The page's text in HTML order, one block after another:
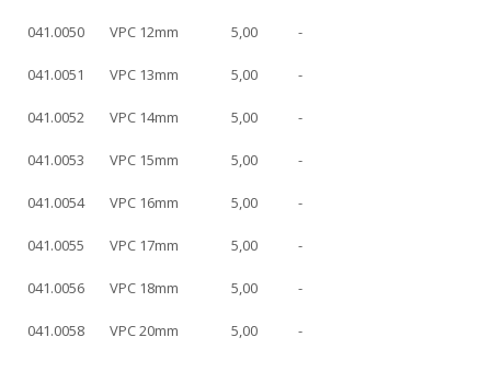
041.0050 VPC 12mm 5,00 -
041.0051 VPC 13mm 5,00 -
041.0052 VPC 14mm 5,00 -
041.0053 VPC 15mm 5,00 -
041.0054 VPC 16mm 5,00 -
041.0055 VPC 17mm 5,00 -
041.0056 VPC 18mm 5,00 -
041.0058 VPC 20mm 5,00 -